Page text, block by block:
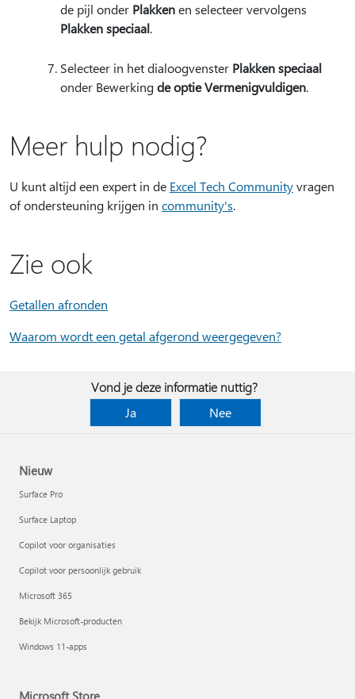
de pijl onder Plakkenen selecteer vervolgens
Plakken speciaal.
Selecteer in het dialoogvenster Plakken speciaal
onder Bewerkingde optie Vermenigvuldigen.
Meer hulp nodig?
U kunt altijd een expert in de Excel Tech Communityvragen
of ondersteuning krijgen in community's.
Zie ook
Getallen afronden
Waarom wordt een getal afgerond weergegeven?
Vond je deze informatie nuttig?
Ja
Nee
Nieuw
Surface Pro
Surface Laptop
Copilot voor organisaties
Copilot voor persoonlijk gebruik
Microsoft 365
Bekijk Microsoft-producten
Windows 11-apps
Microsoft Store